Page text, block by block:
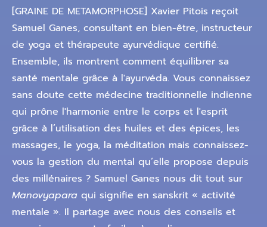
[GRAINE DE METAMORPHOSE] Xavier Pitois reçoit
Samuel Ganes, consultant en bien-être, instructeur
de yoga et thérapeute ayurvédique certifié.
Ensemble, ils montrent comment équilibrer sa
santé mentale grâce à l'ayurvéda. Vous connaissez
sans doute cette médecine traditionnelle indienne
qui prône l'harmonie entre le corps et l'esprit
grâce à l’utilisation des huiles et des épices, les
massages, le yoga, la méditation mais connaissez-
vous la gestion du mental qu’elle propose depuis
des millénaires ? Samuel Ganes nous dit tout sur
Manovyapara qui signifie en sanskrit « activité
mentale ». Il partage avec nous des conseils et